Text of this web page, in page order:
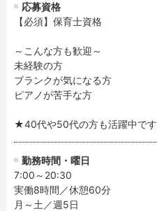
応募資格
【必須】保育士資格
～こんな方も歓迎～
未経験の方
ブランクが気になる方
ピアノが苦手な方
★40代や50代の方も活躍中です
勤務時間・曜日
7:00～20:30
実働8時間／休憩60分
月～土／週5日
フリーワード検索